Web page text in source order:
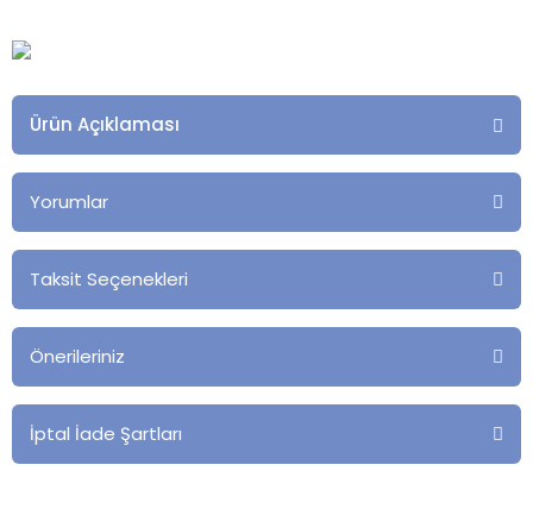
Ürün Açıklaması
Yorumlar
Taksit Seçenekleri
Önerileriniz
İptal İade Şartları